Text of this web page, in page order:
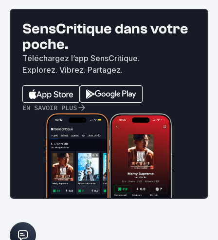
SensCritique dans votre
poche.
Téléchargez l’app SensCritique.
Explorez. Vibrez. Partagez.
EN SAVOIR PLUS